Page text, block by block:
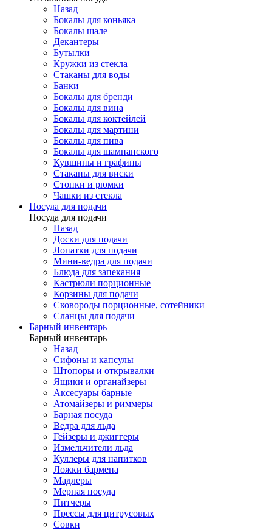
Назад
Бокалы для коньяка
Бокалы шале
Декантеры
Бутылки
Кружки из стекла
Стаканы для воды
Банки
Бокалы для бренди
Бокалы для вина
Бокалы для коктейлей
Бокалы для мартини
Бокалы для пива
Бокалы для шампанского
Кувшины и графины
Стаканы для виски
Стопки и рюмки
Чашки из стекла
Посуда для подачи
Посуда для подачи
Назад
Доски для подачи
Лопатки для подачи
Мини-ведра для подачи
Блюда для запекания
Кастрюли порционные
Корзины для подачи
Сковороды порционные, сотейники
Сланцы для подачи
Барный инвентарь
Барный инвентарь
Назад
Сифоны и капсулы
Штопоры и открывалки
Ящики и органайзеры
Аксесуары барные
Атомайзеры и риммеры
Барная посуда
Ведра для льда
Гейзеры и джиггеры
Измельчители льда
Куллеры для напитков
Ложки бармена
Мадлеры
Мерная посуда
Питчеры
Прессы для цитрусовых
Совки